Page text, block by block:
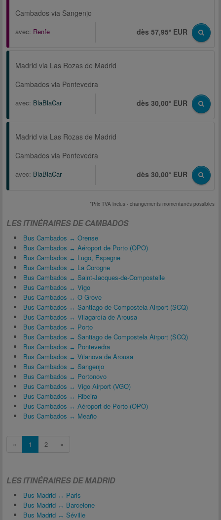
Cambados via Sangenjo
avec: Renfe dès 57,95* EUR
Madrid via Las Rozas de Madrid
Cambados via Pontevedra
avec: BlaBlaCar dès 30,00* EUR
Madrid via Las Rozas de Madrid
Cambados via Pontevedra
avec: BlaBlaCar dès 30,00* EUR
*Prix TVA inclus - changements momentanés possibles
LES ITINÉRAIRES DE CAMBADOS
Bus Cambados ↔ Orense
Bus Cambados ↔ Aéroport de Porto (OPO)
Bus Cambados ↔ Lugo, Espagne
Bus Cambados ↔ La Corogne
Bus Cambados ↔ Saint-Jacques-de-Compostelle
Bus Cambados ↔ Vigo
Bus Cambados ↔ O Grove
Bus Cambados ↔ Santiago de Compostela Airport (SCQ)
Bus Cambados ↔ Vilagarcía de Arousa
Bus Cambados ↔ Porto
Bus Cambados ↔ Santiago de Compostela Airport (SCQ)
Bus Cambados ↔ Pontevedra
Bus Cambados ↔ Vilanova de Arousa
Bus Cambados ↔ Sangenjo
Bus Cambados ↔ Portonovo
Bus Cambados ↔ Vigo Airport (VGO)
Bus Cambados ↔ Ribeira
Bus Cambados ↔ Aéroport de Porto (OPO)
Bus Cambados ↔ Meaño
« 1 2 »
LES ITINÉRAIRES DE MADRID
Bus Madrid ↔ Paris
Bus Madrid ↔ Barcelone
Bus Madrid ↔ Séville